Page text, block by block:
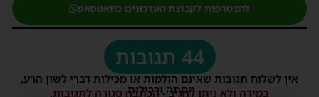
להצטרפות לקבוצת העדכונים בוואטסאפ
44 תגובות
אין לשלוח תגובות שאינם הולמות או מכילות דברי לשון הרע,
הסתה ורכילות.
במידה ולא ניתן להגיב - הכתבה סגורה לתגובות.